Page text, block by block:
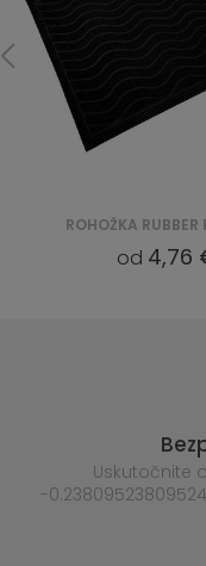
od4,76 €
Uskutočnite
-